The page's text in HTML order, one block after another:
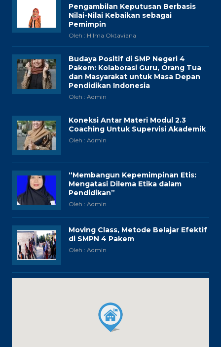
Pengambilan Keputusan Berbasis
Nilai-Nilai Kebaikan sebagai
Pemimpin
Oleh : Hilma Oktaviana
Budaya Positif di SMP Negeri 4
Pakem: Kolaborasi Guru, Orang Tua
dan Masyarakat untuk Masa Depan
Pendidikan Indonesia
Oleh : Admin
Koneksi Antar Materi Modul 2.3
Coaching Untuk Supervisi Akademik
Oleh : Admin
“Membangun Kepemimpinan Etis:
Mengatasi Dilema Etika dalam
Pendidikan”
Oleh : Admin
Moving Class, Metode Belajar Efektif
di SMPN 4 Pakem
Oleh : Admin